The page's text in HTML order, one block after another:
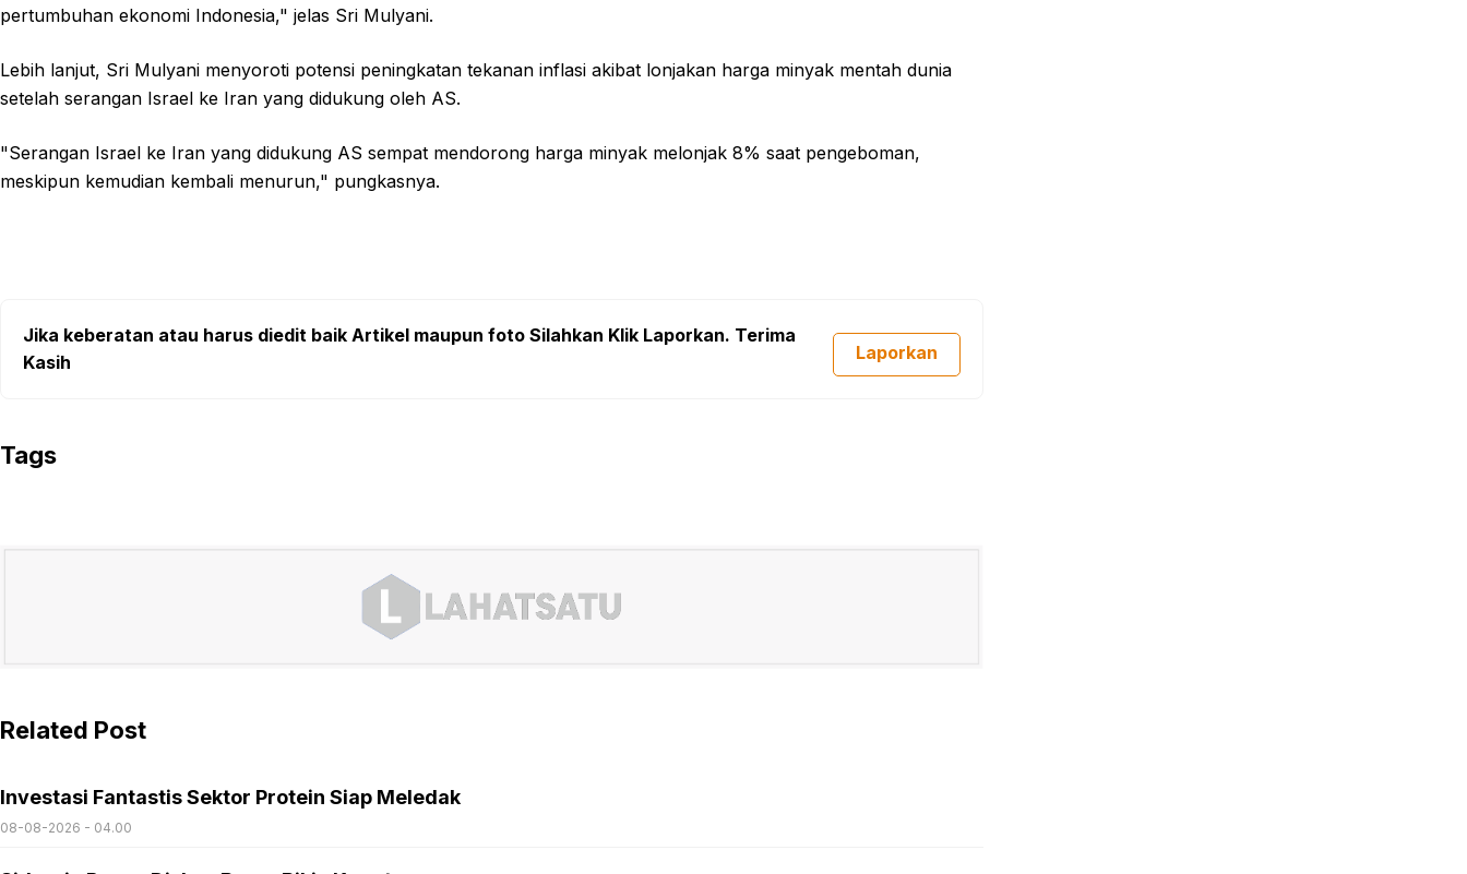
pertumbuhan ekonomi Indonesia," jelas Sri Mulyani.
Lebih lanjut, Sri Mulyani menyoroti potensi peningkatan tekanan inflasi akibat lonjakan harga minyak mentah dunia
setelah serangan Israel ke Iran yang didukung oleh AS.
"Serangan Israel ke Iran yang didukung AS sempat mendorong harga minyak melonjak 8% saat pengeboman,
meskipun kemudian kembali menurun," pungkasnya.
Jika keberatan atau harus diedit baik Artikel maupun foto Silahkan Klik Laporkan. Terima
Kasih
Laporkan
Tags
Related Post
Investasi Fantastis Sektor Protein Siap Meledak
08-08-2026 - 04.00